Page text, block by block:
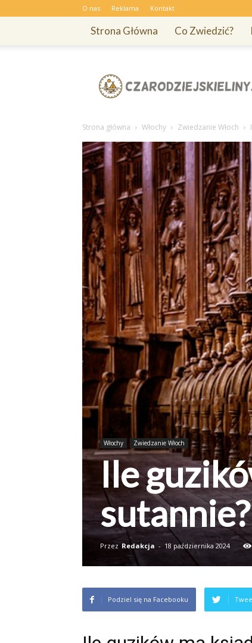
O nas Reklama Kontakt
Strona Główna Co Zwiedzić?
Strona główna Włochy Zwiedzanie Włoch
Włochy Zwiedzanie Włoch
Ile
sutannie?
Przez Redakcja - 18 października 2024
Podziel się na Facebooku